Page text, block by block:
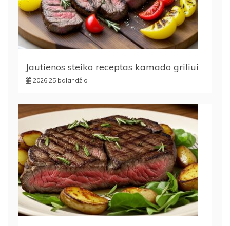
Jautienos steiko receptas kamado griliui
2026 25 balandžio